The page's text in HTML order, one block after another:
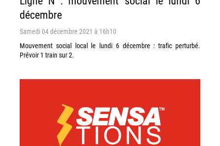
décembre
Samedi 04 décembre 2021 à 16h10
Mouvement social local le lundi 6 décembre : trafic perturbé.
Prévoir 1 train sur 2.